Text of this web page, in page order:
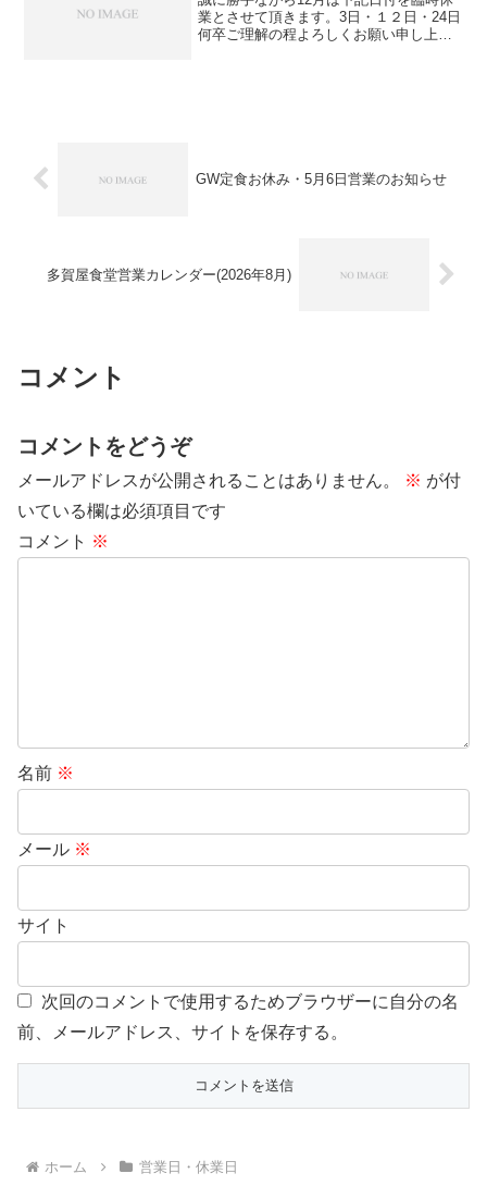
業とさせて頂きます。3日・１２日・24日
何卒ご理解の程よろしくお願い申し上げ
GW定食お休み・5月6日営業のお知らせ
多賀屋食堂営業カレンダー(2026年8月)
コメント
コメントをどうぞ
メールアドレスが公開されることはありません。 ※ が付
いている欄は必須項目です
コメント ※
名前 ※
メール ※
サイト
次回のコメントで使用するためブラウザーに自分の名
前、メールアドレス、サイトを保存する。
ホーム 営業日・休業日